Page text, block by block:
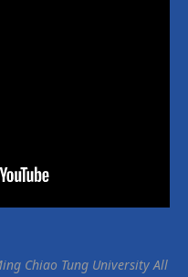
Chiao Tung University All